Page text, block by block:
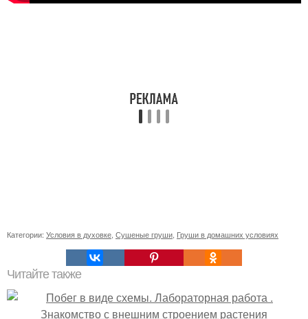
Категории: Условия в духовке Сушеные груши Груши в домашних условиях
Читайте также